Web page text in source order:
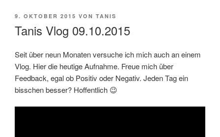
VERÖFFENTLICHT
9. OKTOBER 2015 VON TANIS
Tanis Vlog 09.10.2015
Seit über neun Monaten versuche ich mich auch an einem
Vlog. Hier die heutige Aufnahme. Freue mich über
Feedback, egal ob Positiv oder Negativ. Jeden Tag ein
bisschen besser? Hoffentlich 😉